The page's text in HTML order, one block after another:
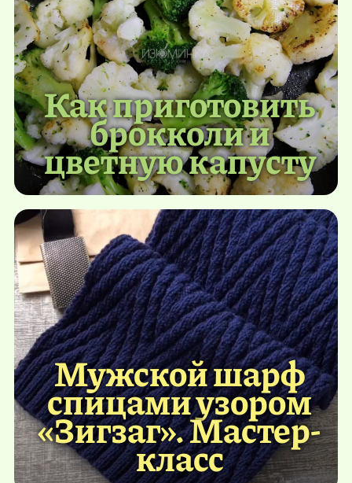
Как приготовить
брокколи и
цветную капусту
Мужской шарф
спицами узором
«Зигзаг». Мастер-
класс